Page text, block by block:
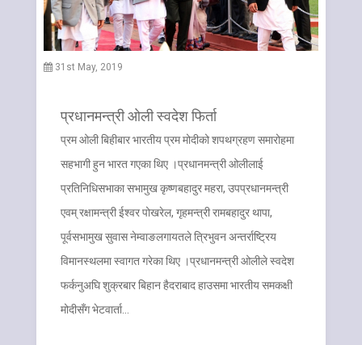
31st May, 2019
प्रधानमन्त्री ओली स्वदेश फिर्ता
प्रम ओली बिहीबार भारतीय प्रम मोदीको शपथग्रहण समारोहमा
सहभागी हुन भारत गएका थिए ।प्रधानमन्त्री ओलीलाई
प्रतिनिधिसभाका सभामुख कृष्णबहादुर महरा, उपप्रधानमन्त्री
एवम् रक्षामन्त्री ईश्वर पोखरेल, गृहमन्त्री रामबहादुर थापा,
पूर्वसभामुख सुवास नेम्वाङलगायतले त्रिभुवन अन्तर्राष्ट्रिय
विमानस्थलमा स्वागत गरेका थिए ।प्रधानमन्त्री ओलीले स्वदेश
फर्कनुअघि शुक्रबार बिहान हैदराबाद हाउसमा भारतीय समकक्षी
मोदीसँग भेटवार्ता…